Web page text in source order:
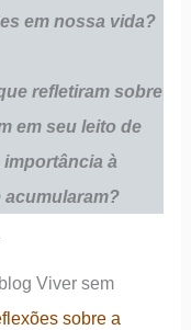
em nossa vida?
refletiram sobre
em seu leito de
importância à
Viver sem
sobre a